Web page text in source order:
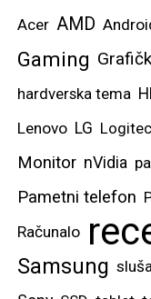
Acer AMD
Gaming
hardverska tema
Lenovo LG
Monitor nVidia
Pametni telefon
Računalo
Samsung